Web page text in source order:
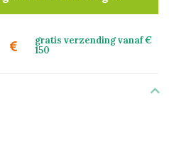
gratis verzending vanaf €
150